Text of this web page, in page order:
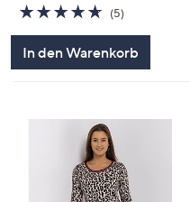
4.6
von
(5)5
In den Warenkorb